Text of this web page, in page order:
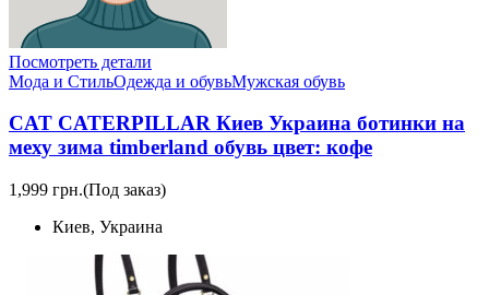
Посмотреть детали
Мода и СтильОдежда и обувьМужская обувь
CAT CATERPILLAR Киев Украина ботинки на
меху зима timberland обувь цвет: кофе
1,999 грн.(Под заказ)
Киев, Украина